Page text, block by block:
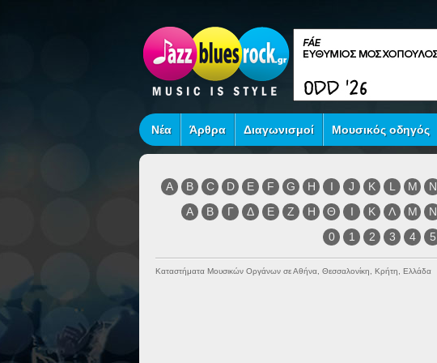
Νέα Άρθρα Διαγωνισμοί Μουσικός οδηγός
A B C D E F G H I J K L M N
Α
Β Γ Δ Ε Ζ Η Θ Ι Κ Λ Μ Ν
0
1 2 3 4 5
Καταστήματα Μουσικών Οργάνων σε Αθήνα, Θεσσαλονίκη, Κρήτη, Ελλάδα